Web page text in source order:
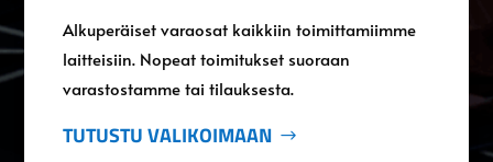
Alkuperäiset varaosat kaikkiin toimittamiimme
laitteisiin. Nopeat toimitukset suoraan
varastostamme tai tilauksesta.
TUTUSTU VALIKOIMAAN